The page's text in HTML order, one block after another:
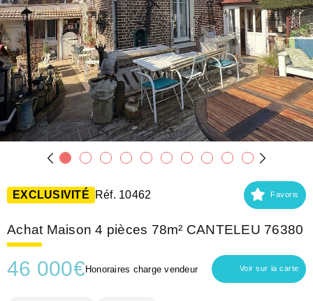
EXCLUSIVITÉ Réf. 10462 Favoris
Achat Maison 4 pièces 78m² CANTELEU 76380
46 000€Honoraires charge vendeur Voir sur la carte